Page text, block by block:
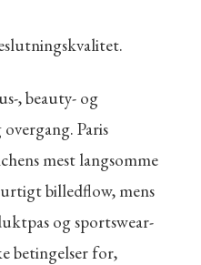
, beauty- og
Paris
mest langsomme
billedflow, mens
og sportswear-
betingelser for,